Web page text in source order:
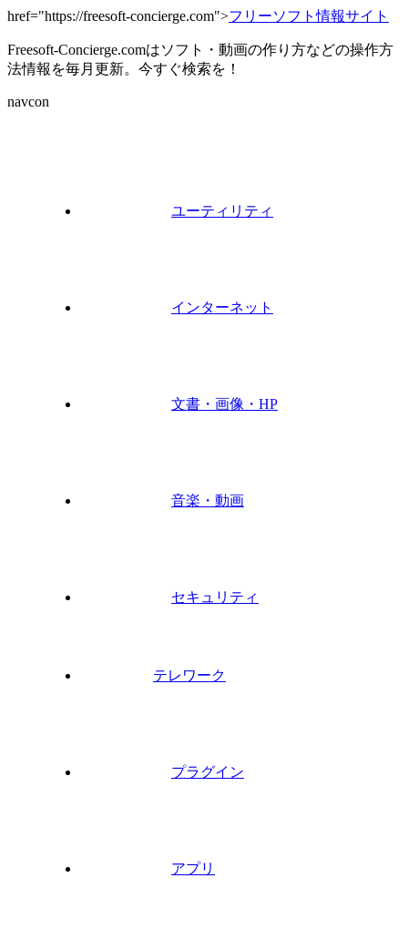
href="https://freesoft-concierge.com">フリーソフト情報サイト
Freesoft-Concierge.comはソフト・動画の作り方などの操作方
法情報を毎月更新。今すぐ検索を！
navcon
ユーティリティ
インターネット
文書・画像・HP
音楽・動画
セキュリティ
テレワーク
プラグイン
アプリ